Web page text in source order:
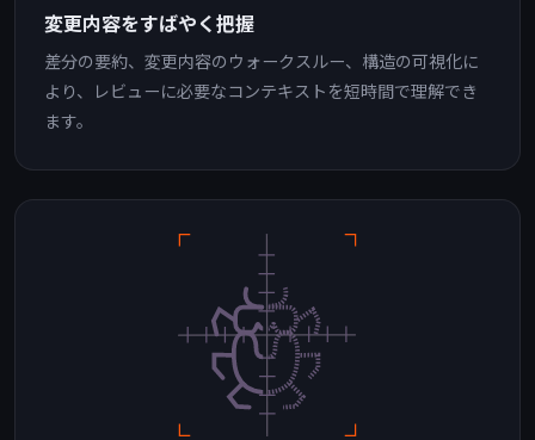
変更内容をすばやく把握
差分の要約、変更内容のウォークスルー、構造の可視化に
より、レビューに必要なコンテキストを短時間で理解でき
ます。